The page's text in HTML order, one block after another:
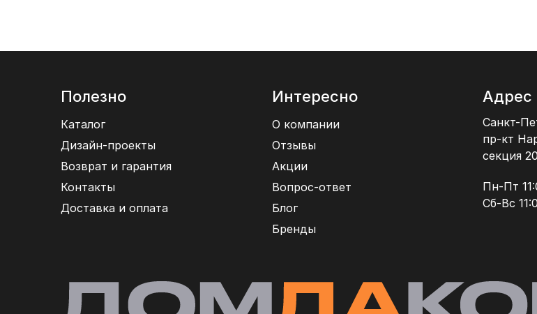
Полезно
Каталог
Дизайн-проекты
Возврат и гарантия
Контакты
Доставка и оплата
Интересно
О компании
Отзывы
Акции
Вопрос-ответ
Блог
Бренды
Адрес
Санкт-
пр-кт
секция
Пн-Пт
Сб-Вс